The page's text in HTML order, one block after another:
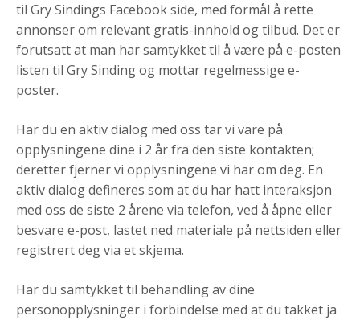
til Gry Sindings Facebook side, med formål å rette
annonser om relevant gratis-innhold og tilbud. Det er
forutsatt at man har samtykket til å være på e-posten
listen til Gry Sinding og mottar regelmessige e-
poster.
Har du en aktiv dialog med oss tar vi vare på
opplysningene dine i 2 år fra den siste kontakten;
deretter fjerner vi opplysningene vi har om deg. En
aktiv dialog defineres som at du har hatt interaksjon
med oss de siste 2 årene via telefon, ved å åpne eller
besvare e-post, lastet ned materiale på nettsiden eller
registrert deg via et skjema.
Har du samtykket til behandling av dine
personopplysninger i forbindelse med at du takket ja